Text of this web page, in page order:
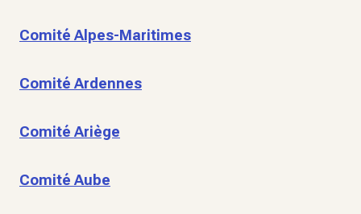
Comité Alpes-Maritimes
Comité Ardennes
Comité Ariège
Comité Aube